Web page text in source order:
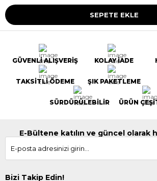
GÜVENLİ ALIŞVERİŞ KOLAY İADE
TAKSİTLİ ÖDEME ŞIK PAKETLEME
SÜRDÜRÜLEBİLİR ÜRÜN
E-Bültene katılın ve güncel olarak
Bizi Takip Edin!